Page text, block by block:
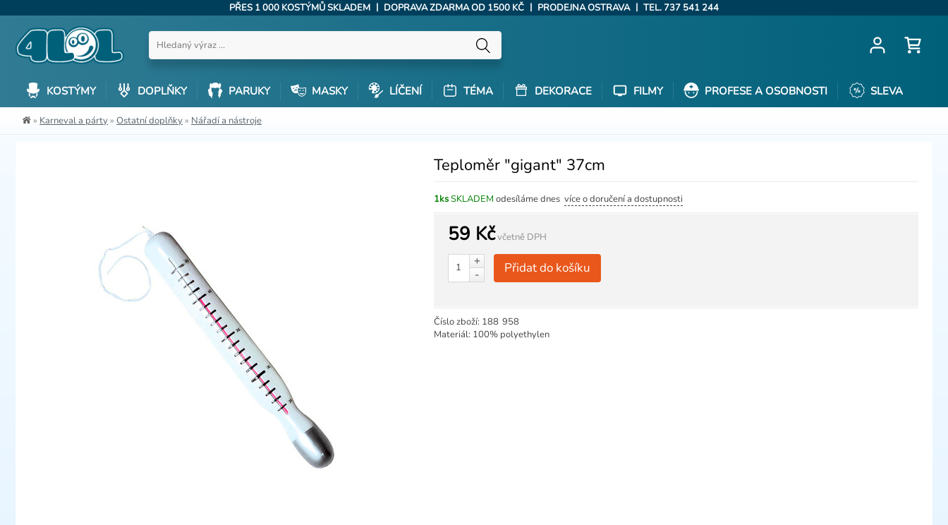
PŘES 1 000 KOSTÝMŮ SKLADEM | DOPRAVA ZDARMA OD 1500 KČ | PRODEJNA OSTRAVA | TEL. 737 541 244
KOSTÝMY DOPLŇKY PARUKY MASKY LÍČENÍ TÉMA DEKORACE FILMY PROFESE A OSOBNOSTI SLEVA
» Karneval a párty » Ostatní doplňky » Nářadí a nástroje
Teploměr "gigant" 37cm
1ksSKLADEM odesíláme dnesvíce o doručení a dostupnosti
59 Kčvčetně DPH
+
-
Přidat do košíku
Číslo zboží: 188 958
Materiál: 100% polyethylen